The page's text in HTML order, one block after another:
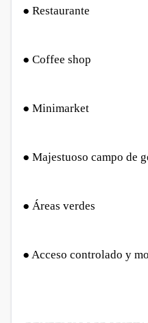
● Restaurante
● Coffee shop
● Minimarket
● Majestuoso campo de
● Áreas verdes
● Acceso controlado y